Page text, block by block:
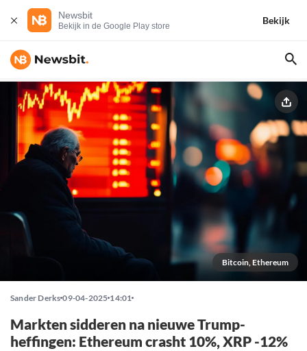
Newsbit
Bekijk in de Google Play store
Bekijk
Bitcoin, Ethereum
Sander Derks 09-04-2025 14:01
Markten sidderen na nieuwe Trump-
heffingen: Ethereum crasht 10%, XRP -12%